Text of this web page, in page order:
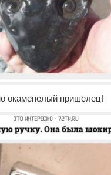
окаменелый пришелец!